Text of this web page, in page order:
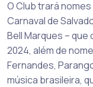
O Club trará
Carnaval de
Bell Marques – que
2024, além de
Fernandes,
música brasileira,